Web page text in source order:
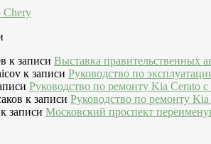
к записи Выставка правительственных
к записи Руководство по
Руководство по ремонту Kia Cerato c
к записи Руководство по ремонту
к записи Московский проспект